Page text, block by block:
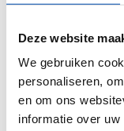
Deze website
We gebruiken
personaliseren,
en om ons
informatie over
lab naar
om patiënten
De rode loper